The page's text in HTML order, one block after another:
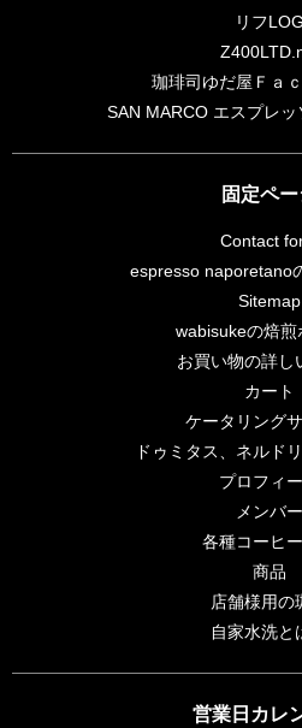
リフLOG
珈琲司ゆだ屋Ｆａ
SAN MARCO エスプレ
固定ペ
Contact
espresso naporetano
Sitemap
wabisukeの焙煎
お買い物の詳し
カート
ケータリング
ドゥミタス、ネルド
プロフィ
メンバー
各種コーヒ
商品
店舗様用の
自家水洗と
営業日カレ